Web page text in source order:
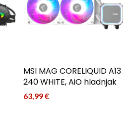
MSI MAG CORELIQUID A13
240 WHITE, AiO hladnjak
63,99€